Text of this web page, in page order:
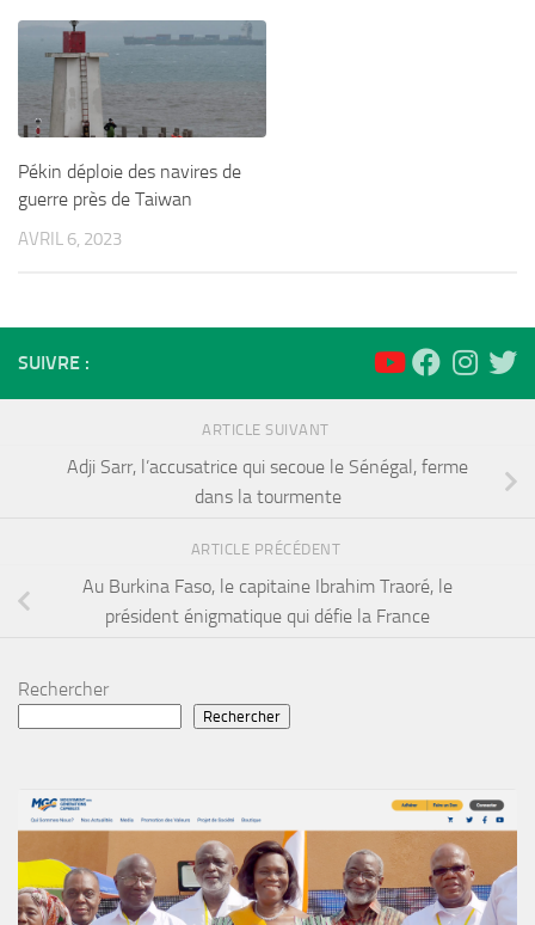
Pékin déploie des navires de
guerre près de Taiwan
AVRIL 6, 2023
SUIVRE :
ARTICLE SUIVANT
Adji Sarr, l’accusatrice qui secoue le Sénégal, ferme
dans la tourmente
ARTICLE PRÉCÉDENT
Au Burkina Faso, le capitaine Ibrahim Traoré, le
président énigmatique qui défie la France
Rechercher
Rechercher